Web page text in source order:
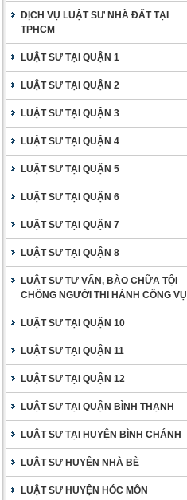
DỊCH VỤ LUẬT SƯ NHÀ ĐẤT TẠI
TPHCM
LUẬT SƯ TẠI QUẬN 1
LUẬT SƯ TẠI QUẬN 2
LUẬT SƯ TẠI QUẬN 3
LUẬT SƯ TẠI QUẬN 4
LUẬT SƯ TẠI QUẬN 5
LUẬT SƯ TẠI QUẬN 6
LUẬT SƯ TẠI QUẬN 7
LUẬT SƯ TẠI QUẬN 8
LUẬT SƯ TƯ VẤN, BÀO CHỮA TỘI
CHỐNG NGƯỜI THI HÀNH CÔNG VỤ
LUẬT SƯ TẠI QUẬN 10
LUẬT SƯ TẠI QUẬN 11
LUẬT SƯ TẠI QUẬN 12
LUẬT SƯ TẠI QUẬN BÌNH THẠNH
LUẬT SƯ TẠI HUYỆN BÌNH CHÁNH
LUẬT SƯ HUYỆN NHÀ BÈ
LUẬT SƯ HUYỆN HÓC MÔN